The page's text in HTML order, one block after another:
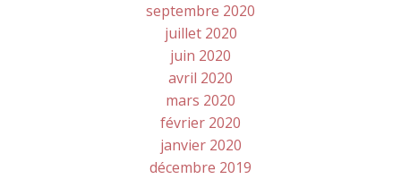
septembre 2020
juillet 2020
juin 2020
avril 2020
mars 2020
février 2020
janvier 2020
décembre 2019